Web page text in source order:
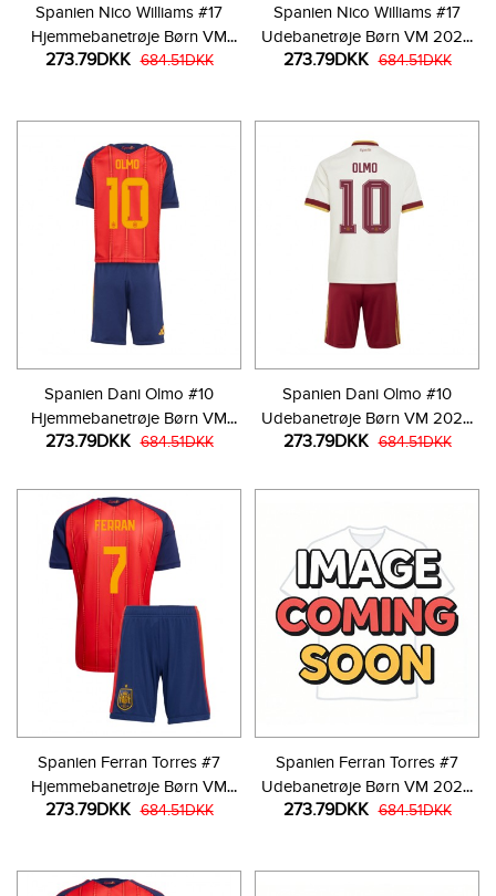
Spanien Nico Williams #17
Hjemmebanetrøje Børn VM
2026 Kortærmet (+ Korte
273.79DKK 684.51DKK
Spanien Nico Williams #17
Udebanetrøje Børn VM 2026
Kortærmet (+ Korte bukser)
273.79DKK 684.51DKK
Spanien Dani Olmo #10
Hjemmebanetrøje Børn VM
2026 Kortærmet (+ Korte
273.79DKK 684.51DKK
Spanien Dani Olmo #10
Udebanetrøje Børn VM 2026
Kortærmet (+ Korte bukser)
273.79DKK 684.51DKK
Spanien Ferran Torres #7
Hjemmebanetrøje Børn VM
2026 Kortærmet (+ Korte
273.79DKK 684.51DKK
Spanien Ferran Torres #7
Udebanetrøje Børn VM 2026
Kortærmet (+ Korte bukser)
273.79DKK 684.51DKK